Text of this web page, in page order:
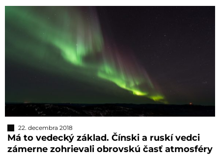
22. decembra 2018
Má to vedecký základ. Čínski a ruskí vedci
zámerne zohrievali obrovskú časť atmosféry